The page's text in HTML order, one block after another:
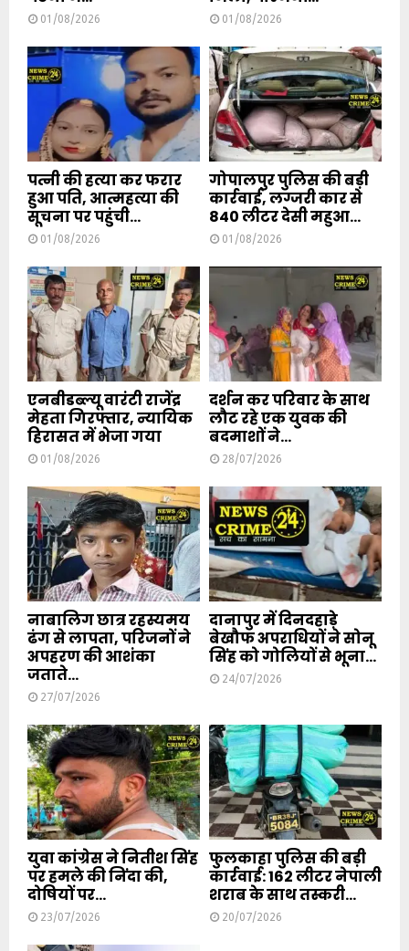
01/08/2026 01/08/2026
पत्नी की हत्या कर फरार
हुआ पति, आत्महत्या की
सूचना पर पहुंची...
01/08/2026
गोपालपुर पुलिस की बड़ी
कार्रवाई, लग्जरी कार से
840 लीटर देसी महुआ...
01/08/2026
एनबीडब्ल्यू वारंटी राजेंद्र
मेहता गिरफ्तार, न्यायिक
हिरासत में भेजा गया
01/08/2026
दर्शन कर परिवार के साथ
लौट रहे एक युवक की
बदमाशों ने...
28/07/2026
नाबालिग छात्र रहस्यमय
ढंग से लापता, परिजनों ने
अपहरण की आशंका
जताते...
27/07/2026
दानापुर में दिनदहाड़े
बेखौफ अपराधियों ने सोनू
सिंह को गोलियों से भूना...
24/07/2026
युवा कांग्रेस ने नितीश सिंह
पर हमले की निंदा की,
दोषियों पर...
23/07/2026
फुलकाहा पुलिस की बड़ी
कार्रवाई: 162 लीटर नेपाली
शराब के साथ तस्करी...
20/07/2026